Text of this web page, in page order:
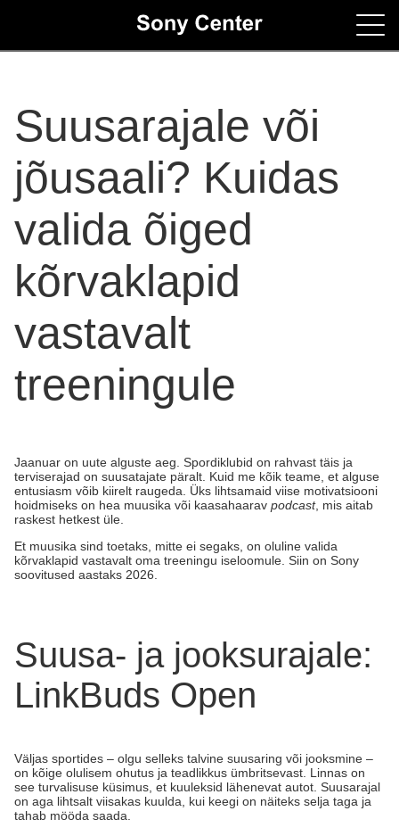
Contacts
Suusarajale või
jõusaali? Kuidas
valida õiged
kõrvaklapid
vastavalt
treeningule
Jaanuar on uute alguste aeg. Spordiklubid on rahvast täis ja
terviserajad on suusatajate päralt. Kuid me kõik teame, et alguse
entusiasm võib kiirelt raugeda. Üks lihtsamaid viise motivatsiooni
hoidmiseks on hea muusika või kaasahaarav podcast, mis aitab
raskest hetkest üle.
Et muusika sind toetaks, mitte ei segaks, on oluline valida
kõrvaklapid vastavalt oma treeningu iseloomule. Siin on Sony
soovitused aastaks 2026.
Suusa- ja jooksurajale:
LinkBuds Open
Väljas sportides – olgu selleks talvine suusaring või jooksmine –
on kõige olulisem ohutus ja teadlikkus ümbritsevast. Linnas on
see turvalisuse küsimus, et kuuleksid lähenevat autot. Suusarajal
on aga lihtsalt viisakas kuulda, kui keegi on näiteks selja taga ja
tahab mööda saada.